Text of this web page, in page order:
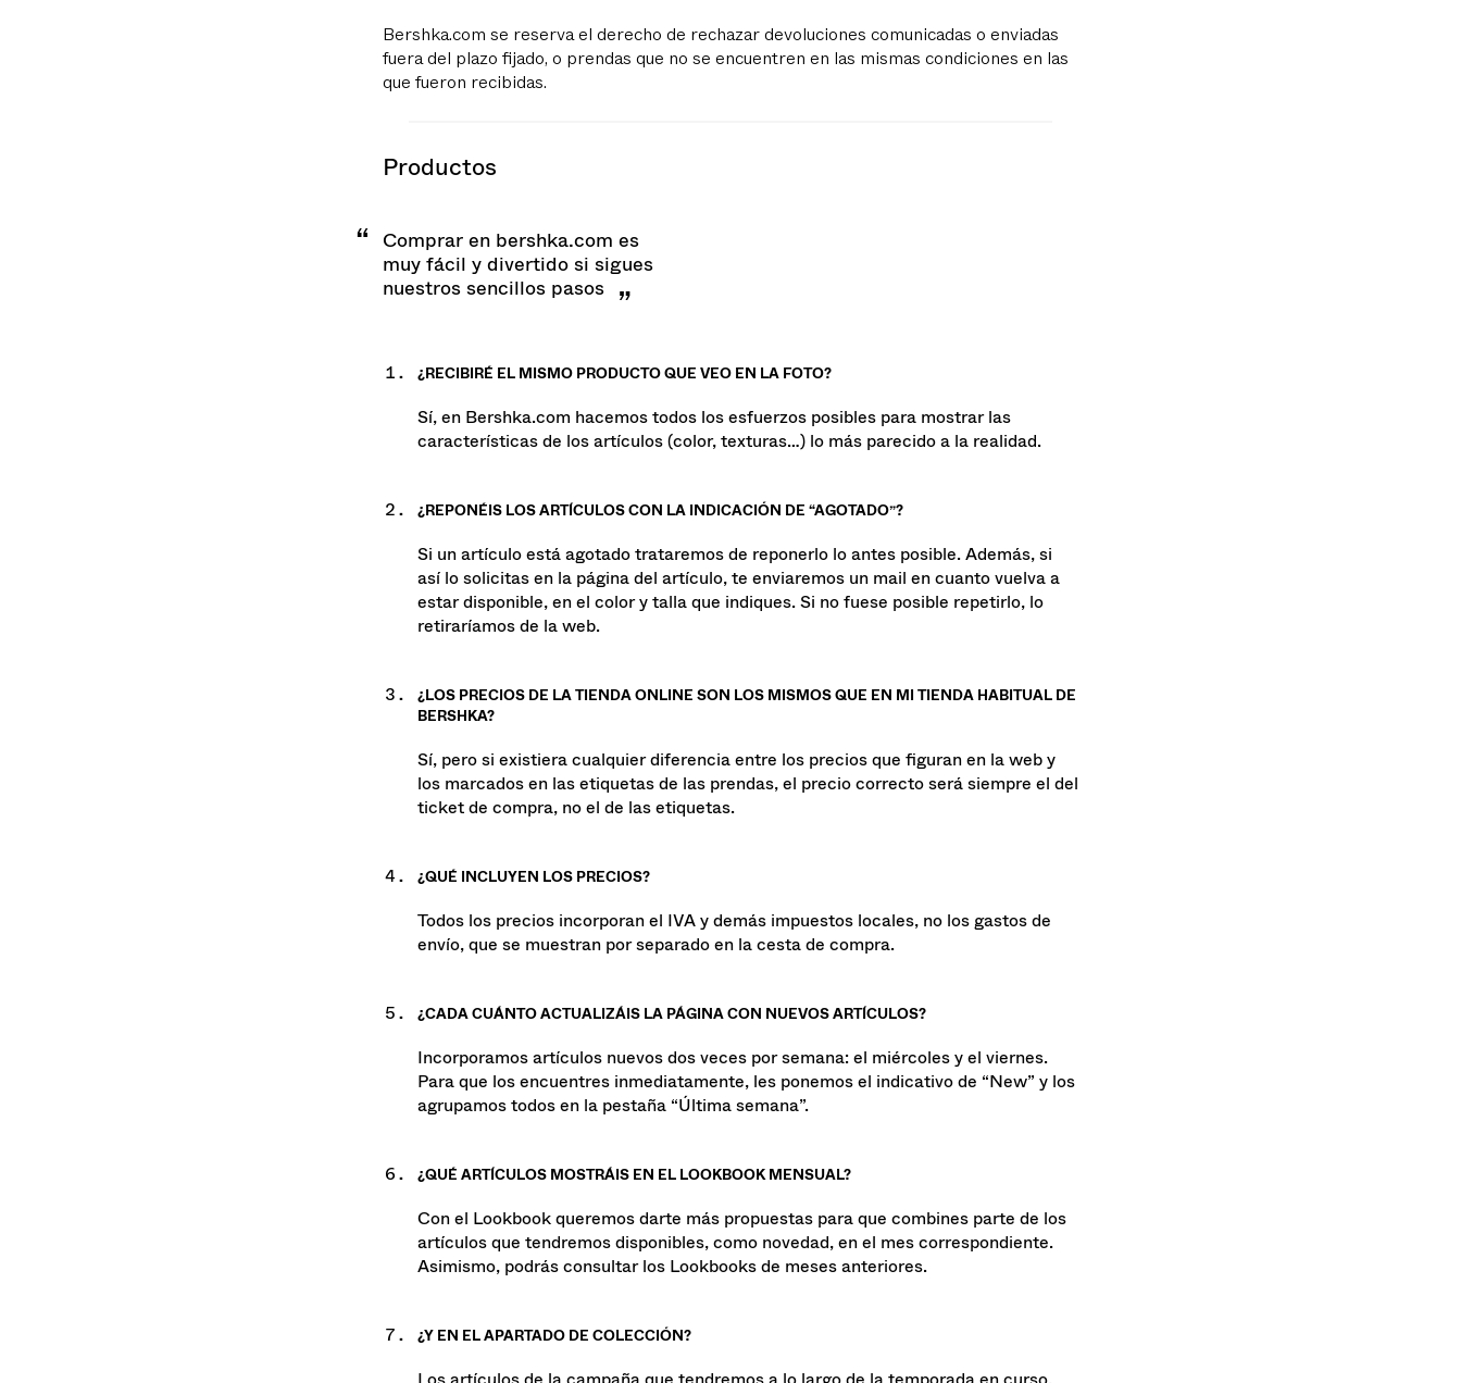
Bershka.com se reserva el derecho de rechazar devoluciones comunicadas o enviadas
fuera del plazo fijado, o prendas que no se encuentren en las mismas condiciones en las
Comprar en bershka.com es
muy fácil y divertido si sigues
¿RECIBIRÉ EL MISMO PRODUCTO QUE VEO EN LA FOTO?
Sí, en Bershka.com hacemos todos los esfuerzos posibles para mostrar las
¿REPONÉIS LOS ARTÍCULOS CON LA INDICACIÓN DE “AGOTADO”?
Si un artículo está agotado trataremos de reponerlo lo antes posible. Además, si
así lo solicitas en la página del artículo, te enviaremos un mail en cuanto vuelva a
estar disponible, en el color y talla que indiques. Si no fuese posible repetirlo, lo
BERSHKA?
Sí, pero si existiera cualquier diferencia entre los precios que figuran en la web y
los marcados en las etiquetas de las prendas, el precio correcto será siempre el del
¿QUÉ INCLUYEN LOS PRECIOS?
Todos los precios incorporan el IVA y demás impuestos locales, no los gastos de
¿CADA CUÁNTO ACTUALIZÁIS LA PÁGINA CON NUEVOS ARTÍCULOS?
Incorporamos artículos nuevos dos veces por semana: el miércoles y el viernes.
Para que los encuentres inmediatamente, les ponemos el indicativo de “New” y los
¿QUÉ ARTÍCULOS MOSTRÁIS EN EL LOOKBOOK MENSUAL?
Con el Lookbook queremos darte más propuestas para que combines parte de los
artículos que tendremos disponibles, como novedad, en el mes correspondiente.
¿Y EN EL APARTADO DE COLECCIÓN?